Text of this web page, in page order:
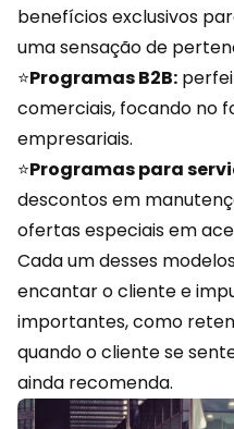
benefícios exclusivos
uma sensação de
⭐ProgramasB2B:
comerciais, focando no
empresariais.
⭐Programas para
descontos em
ofertas especiais em
Cada um desses
encantar o cliente e
importantes, como
quando o cliente se
ainda recomenda.